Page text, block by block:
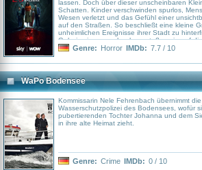
lassen. Doch über dieser unscheinbaren
Schatten. Kinder verschwinden spurlos,
Wesen verletzt und das Gefühl einer
auf den Straßen. So beschließt eine kleine
unheimlichen Ereignisse ihrer Stadt zu
Geheimnissen nachgehen, stoßen sie auf
27 Jahre erwacht in Derry ein uraltes,
einen Strudel aus dunklen Wahrheiten
Bedrohung Gestalt annimmt. Im Zentrum
Clown, dessen teuflisches Grinsen bald zu
Pennywise (Bill Skarsgård). Prequel-Serie
Genre: Horror IMDb: 7.7 / 10
WaPo Bodensee
Kommissarin Nele Fehrenbach übernimmt
Wasserschutzpolizei des Bodensees, wofür
pubertierenden Tochter Johanna und dem
in ihre alte Heimat zieht.
Genre: Crime IMDb: 0 / 10